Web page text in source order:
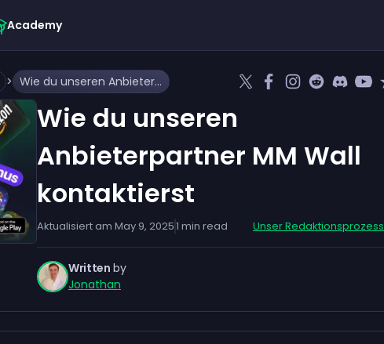
Academy
> Wie du unseren Anbieterpartner MM Wall kontaktierst
Wie du unseren
Anbieterpartner MM Wall
kontaktierst
Aktualisiert am May 9, 20251 min read Unser Redaktionsprozess
Written by
Jonathan